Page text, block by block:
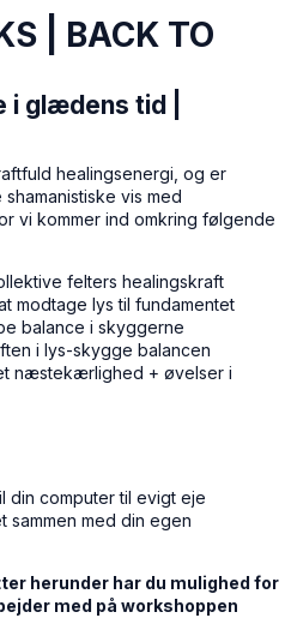
| BACK TO
i glædens tid |
healingsenergi, og er
vis med
vi kommer ind omkring følgende
felters healingskraft
modtage lys til fundamentet
balance i skyggerne
i lys-skygge balancen
næstekærlighed + øvelser i
computer til evigt eje
med din egen
herunder har du mulighed for
med på workshoppen